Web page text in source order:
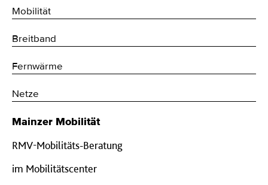
Mobilität
Breitband
Fernwärme
Netze
Mainzer Mobilität
RMV-Mobilitäts-Beratung
im Mobilitätscenter